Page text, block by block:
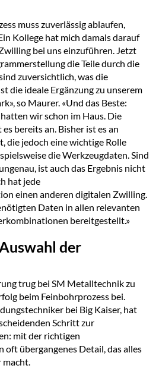
muss zuverlässig ablaufen,
Kollege hat mich damals darauf
bei uns einzuführen. Jetzt
die Teile durch die
zuversichtlich, was die
die ideale Ergänzung zu unserem
so Maurer. «Und das Beste:
wir schon im Haus. Die
bereits an. Bisher ist es an
die jedoch eine wichtige Rolle
die Werkzeugdaten. Sind
ist auch das Ergebnis nicht
hat jede
einen anderen digitalen Zwilling.
Daten in allen relevanten
bereitgestellt.»
der
trug bei SM Metalltechnik zu
beim Feinbohrprozess bei.
bei Big Kaiser, hat
Schritt zur
mit der richtigen
oft übergangenes Detail, das alles